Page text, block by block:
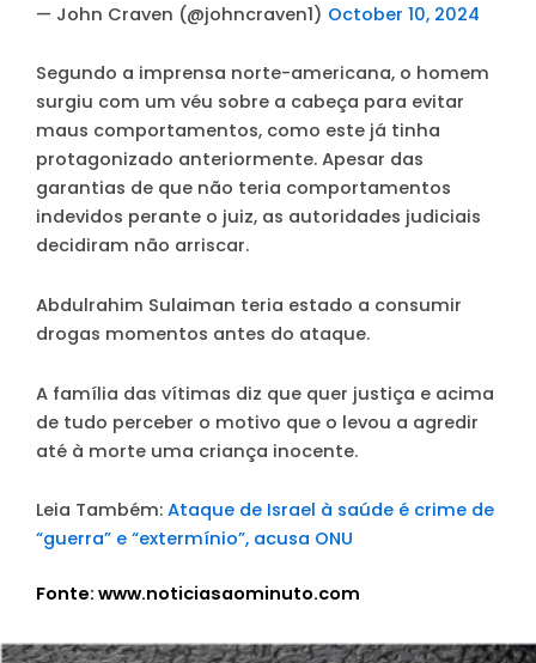
— John Craven (@johncraven1) October 10, 2024
Segundo a imprensa norte-americana, o homem
surgiu com um véu sobre a cabeça para evitar
maus comportamentos, como este já tinha
protagonizado anteriormente. Apesar das
garantias de que não teria comportamentos
indevidos perante o juiz, as autoridades judiciais
decidiram não arriscar.
Abdulrahim Sulaiman teria estado a consumir
drogas momentos antes do ataque.
A família das vítimas diz que quer justiça e acima
de tudo perceber o motivo que o levou a agredir
até à morte uma criança inocente.
Leia Também: Ataque de Israel à saúde é crime de
“guerra” e “extermínio”, acusa ONU
Fonte: www.noticiasaominuto.com